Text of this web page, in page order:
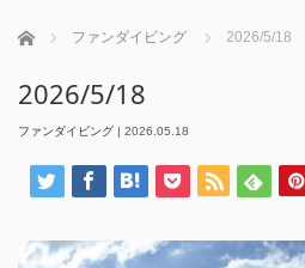
ホーム ファンダイビング 2026/5/18
2026/5/18
ファンダイビング | 2026.05.18